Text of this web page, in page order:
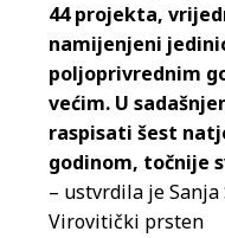
44 projekta,
namijenjeni
poljoprivrednim
većim. U
raspisati šest
godinom, točnije
– ustvrdila je Sanja
Virovitički prsten